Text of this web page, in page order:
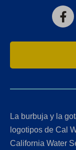
La burbuja y la
logotipos de Cal
California Water